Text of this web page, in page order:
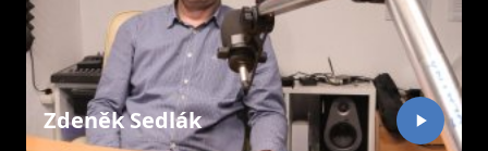
Zdeněk Sedlák